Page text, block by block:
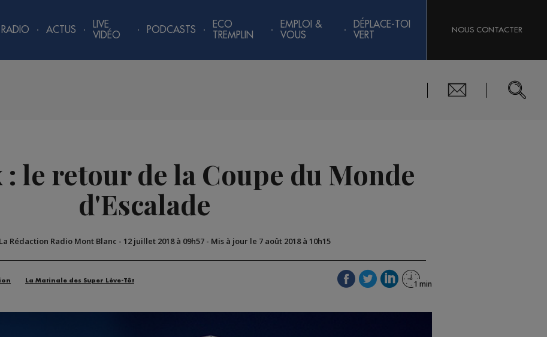
RADIO ACTUS
LIVE
VIDÉO
PODCASTS
ECO
TREMPLIN
EMPLOI &
VOUS
DÉPLACE-TOI
VERT
NOUS CONTACTER
le retour de la Coupe du Monde
d'Escalade
Rédaction Radio Mont Blanc - 12 juillet 2018 à 09h57 - Mis à jour le 7 août 2018 à 10h15
La Matinale des Super Lève-Tôt